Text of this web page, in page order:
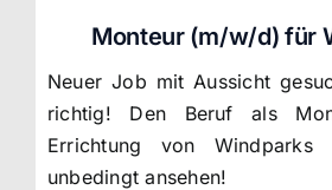
Monteur (m/w/d) für
Neuer Job mit Aussicht
richtig! Den Beruf als
Errichtung von
unbedingt ansehen!